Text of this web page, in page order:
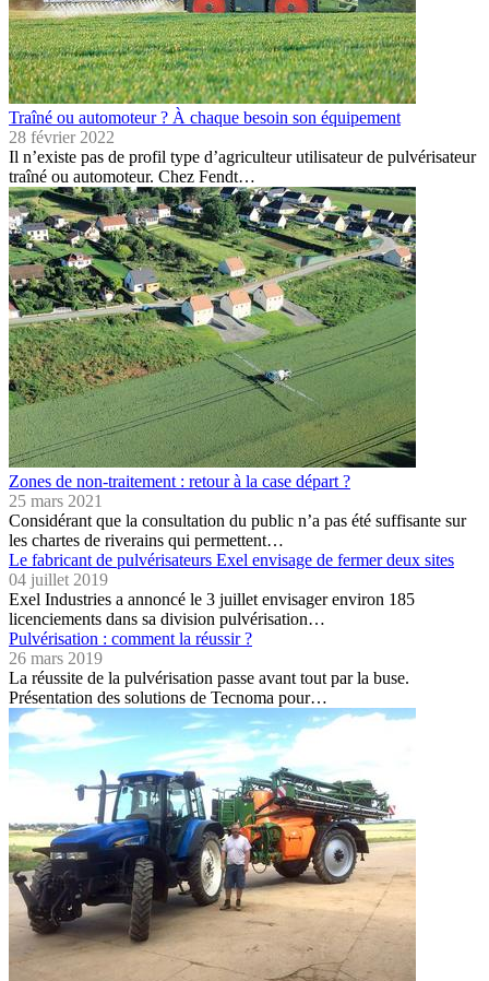
Traîné ou automoteur ? À chaque besoin son équipement
28 février 2022
Il n’existe pas de profil type d’agriculteur utilisateur de pulvérisateur
traîné ou automoteur. Chez Fendt…
Zones de non-traitement : retour à la case départ ?
25 mars 2021
Considérant que la consultation du public n’a pas été suffisante sur
les chartes de riverains qui permettent…
Le fabricant de pulvérisateurs Exel envisage de fermer deux sites
04 juillet 2019
Exel Industries a annoncé le 3 juillet envisager environ 185
licenciements dans sa division pulvérisation…
Pulvérisation : comment la réussir ?
26 mars 2019
La réussite de la pulvérisation passe avant tout par la buse.
Présentation des solutions de Tecnoma pour…